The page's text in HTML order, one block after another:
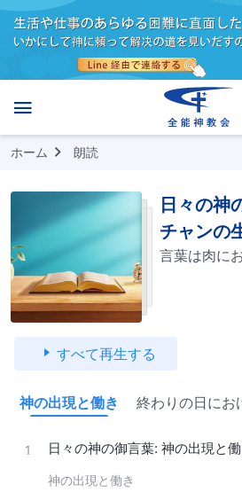
ホーム 朗読
日々の神
チャンの
言葉は肉に
すべて再生する
神の出現と働き 終わりの日にお
1 日々の神の御言葉: 神の出現と
神の出現と働き